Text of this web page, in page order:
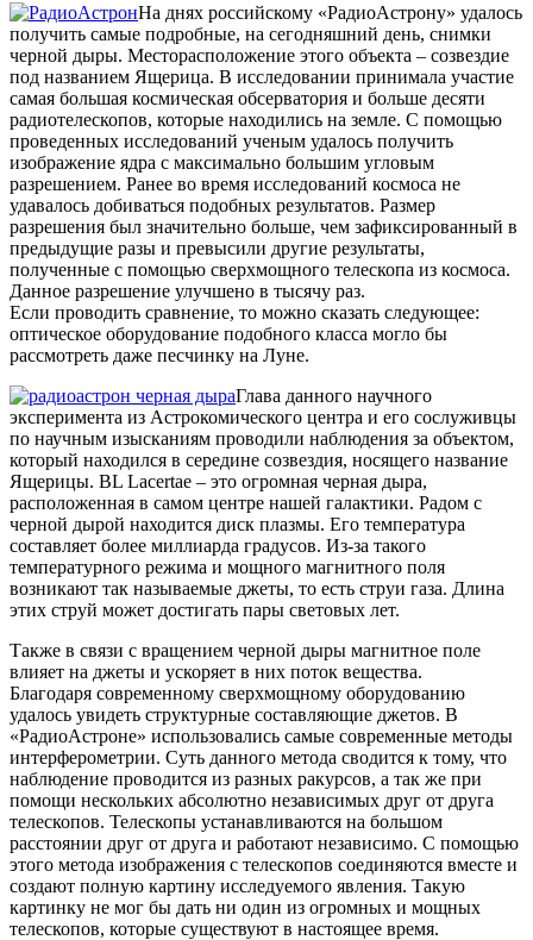
На днях российскому «РадиоАстрону» удалось
получить самые подробные, на сегодняшний день, снимки
черной дыры. Месторасположение этого объекта – созвездие
под названием Ящерица. В исследовании принимала участие
самая большая космическая обсерватория и больше десяти
радиотелескопов, которые находились на земле. С помощью
проведенных исследований ученым удалось получить
изображение ядра с максимально большим угловым
разрешением. Ранее во время исследований космоса не
удавалось добиваться подобных результатов. Размер
разрешения был значительно больше, чем зафиксированный в
предыдущие разы и превысили другие результаты,
полученные с помощью сверхмощного телескопа из космоса.
Данное разрешение улучшено в тысячу раз.
Если проводить сравнение, то можно сказать следующее:
оптическое оборудование подобного класса могло бы
рассмотреть даже песчинку на Луне.
Глава данного научного
эксперимента из Астрокомического центра и его сослуживцы
по научным изысканиям проводили наблюдения за объектом,
который находился в середине созвездия, носящего название
Ящерицы. BL Lacertae – это огромная черная дыра,
расположенная в самом центре нашей галактики. Радом с
черной дырой находится диск плазмы. Его температура
составляет более миллиарда градусов. Из-за такого
температурного режима и мощного магнитного поля
возникают так называемые джеты, то есть струи газа. Длина
этих струй может достигать пары световых лет.
Также в связи с вращением черной дыры магнитное поле
влияет на джеты и ускоряет в них поток вещества.
Благодаря современному сверхмощному оборудованию
удалось увидеть структурные составляющие джетов. В
«РадиоАстроне» использовались самые современные методы
интерферометрии. Суть данного метода сводится к тому, что
наблюдение проводится из разных ракурсов, а так же при
помощи нескольких абсолютно независимых друг от друга
телескопов. Телескопы устанавливаются на большом
расстоянии друг от друга и работают независимо. С помощью
этого метода изображения с телескопов соединяются вместе и
создают полную картину исследуемого явления. Такую
картинку не мог бы дать ни один из огромных и мощных
телескопов, которые существуют в настоящее время.